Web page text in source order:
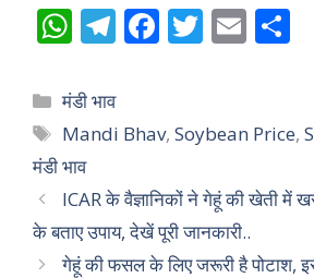
W
at
s
A
p
p
T
e
gr
m
F
b
o
k
T
er
E
l e
Categories
मंडी भाव
Tags
Mandi Bhav,Soybean Price,
मंडी भाव
ICAR के वैज्ञान‍िकों ने गेहूं की खेती में
के बताए उपाय, देखें पूरी जानकारी..
गेहूं की फसल के लिए जरूरी है पोटाश,